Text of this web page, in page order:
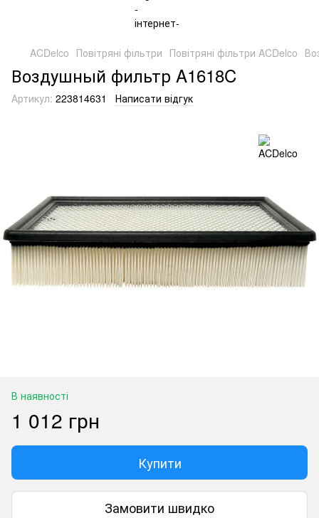
ACDelco Повітряні фільтри Повітряні фільтри ACDelco
Воздушный фильтр A1618C
Артикул: 223814631 Написати відгук
В наявності
1 012 грн
Купити
Замовити швидко